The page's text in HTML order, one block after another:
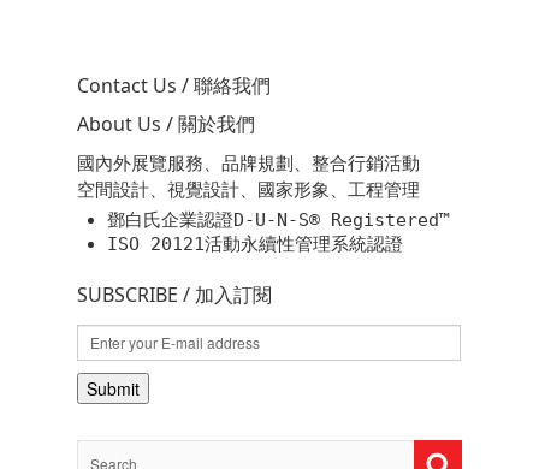
Contact Us / 聯絡我們
About Us / 關於我們
國內外展覽服務、品牌規劃、整合行銷活動
空間設計、視覺設計、國家形象、工程管理
鄧白氏企業認證D-U-N-S® Registered™
ISO 20121活動永續性管理系統認證
SUBSCRIBE / 加入訂閱